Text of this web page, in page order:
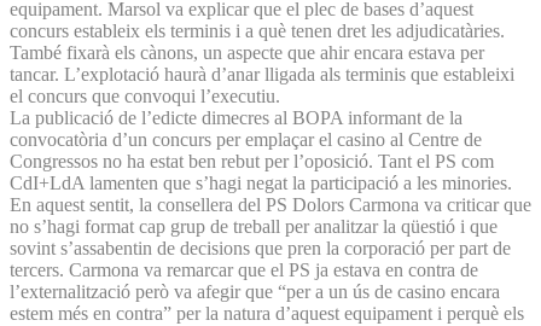
equipament. Marsol va explicar que el plec de bases d’aquest
concurs estableix els terminis i a què tenen dret les adjudicatàries.
També fixarà els cànons, un aspecte que ahir encara estava per
tancar. L’explotació haurà d’anar lligada als terminis que estableixi
el concurs que convoqui l’executiu.
La publicació de l’edicte dimecres al BOPA informant de la
convocatòria d’un concurs per emplaçar el casino al Centre de
Congressos no ha estat ben rebut per l’oposició. Tant el PS com
CdI+LdA lamenten que s’hagi negat la participació a les minories.
En aquest sentit, la consellera del PS Dolors Carmona va criticar que
no s’hagi format cap grup de treball per analitzar la qüestió i que
sovint s’assabentin de decisions que pren la corporació per part de
tercers. Carmona va remarcar que el PS ja estava en contra de
l’externalització però va afegir que “per a un ús de casino encara
estem més en contra” per la natura d’aquest equipament i perquè els